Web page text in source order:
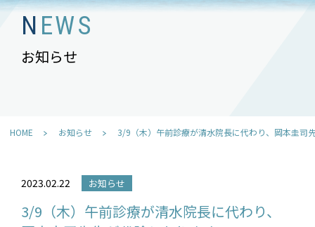
NEWS
お知らせ
HOME お知らせ 3/9（木）午前診療が清水院長に代わり、岡本圭司
2023.02.22 お知らせ
3/9（木）午前診療が清水院長に代わり、